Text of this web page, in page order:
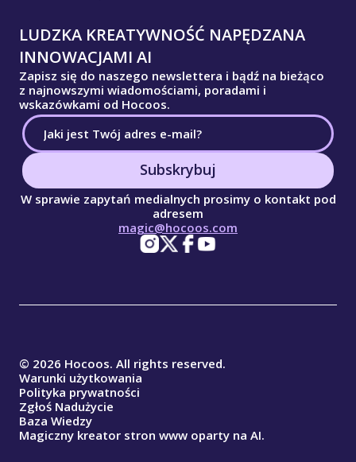
LUDZKA KREATYWNOŚĆ NAPĘDZANA
INNOWACJAMI AI
Zapisz się do naszego newslettera i bądź na bieżąco
z najnowszymi wiadomościami, poradami i
wskazówkami od Hocoos.
Subskrybuj
W sprawie zapytań medialnych prosimy o kontakt pod
adresem
magic@hocoos.com
© 2026 Hocoos. All rights reserved.
Warunki użytkowania
Polityka prywatności
Zgłoś Nadużycie
Baza Wiedzy
Magiczny kreator stron www oparty na AI.